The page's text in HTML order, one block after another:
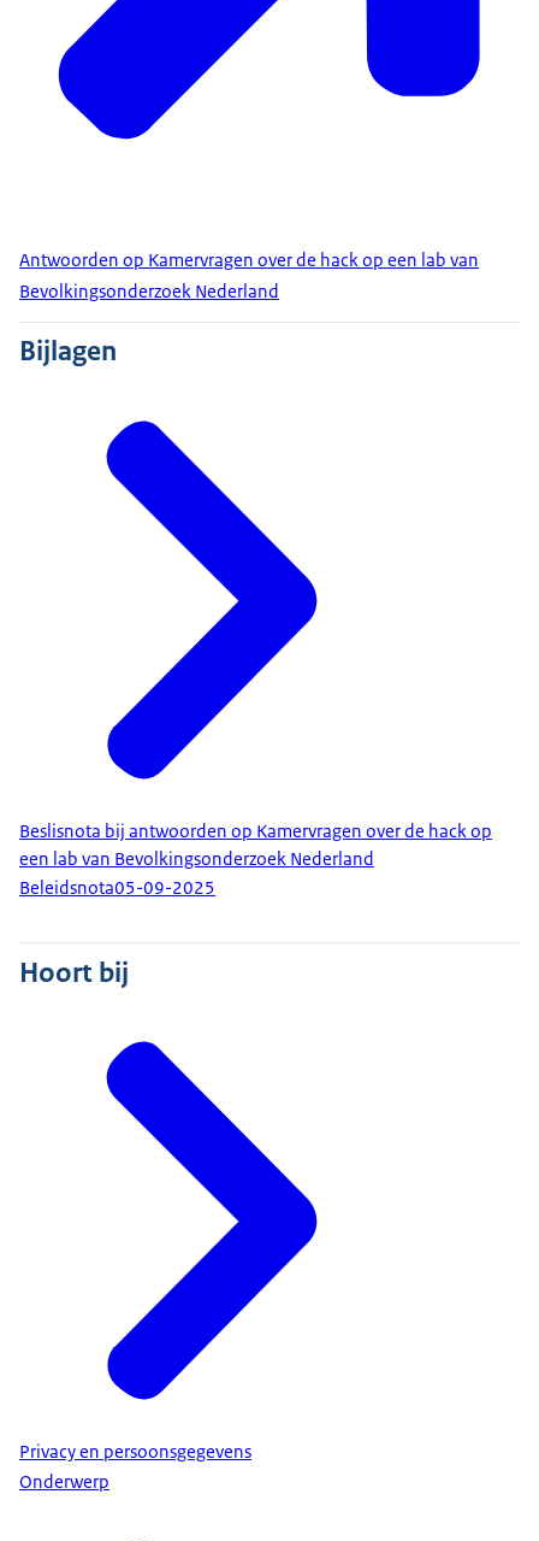
Antwoorden op Kamervragen over de hack op een lab van
Bevolkingsonderzoek Nederland
Bijlagen
Beslisnota bij antwoorden op Kamervragen over de hack op
een lab van Bevolkingsonderzoek Nederland
Beleidsnota05-09-2025
Hoort bij
Privacy en persoonsgegevens
Onderwerp